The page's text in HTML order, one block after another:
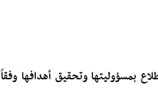
بمسؤوليتها وتحقيق أهدافها وفقاً